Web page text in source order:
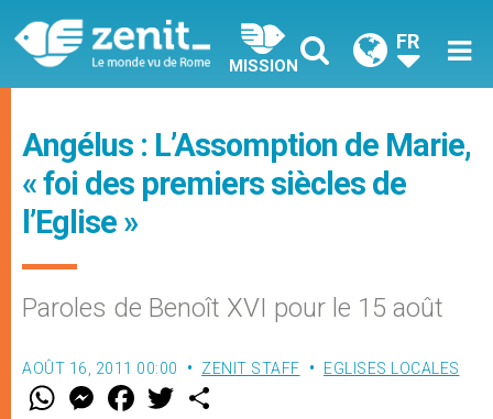
MISSION
FR
Angélus : L’Assomption de Marie,
« foi des premiers siècles de
l’Eglise »
Paroles de Benoît XVI pour le 15 août
AOÛT 16, 2011 00:00 ZENIT STAFF EGLISES LOCALES
W M
e
F
a w